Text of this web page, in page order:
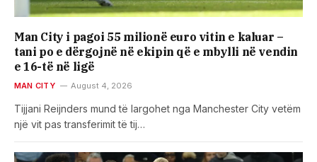
Man City i pagoi 55 milionë euro vitin e kaluar –
tani po e dërgojnë në ekipin që e mbylli në vendin
e 16-të në ligë
MAN CITY August 4, 2026
Tijjani Reijnders mund të largohet nga Manchester City vetëm
një vit pas transferimit të tij…